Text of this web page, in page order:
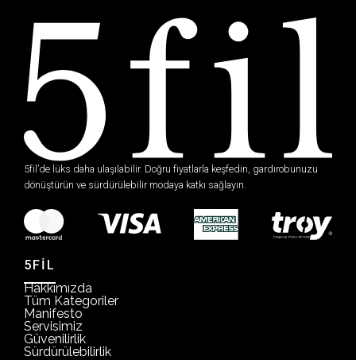
5fil’de lüks daha ulaşılabilir. Doğru fiyatlarla keşfedin, gardırobunuzu
dönüştürün ve sürdürülebilir modaya katkı sağlayın.
5FİL
Hakkımızda
Tüm Kategoriler
Manifesto
Servisimiz
Güvenilirlik
Sürdürülebilirlik